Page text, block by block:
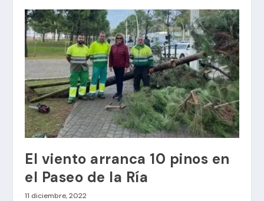
El viento arranca 10 pinos en
el Paseo de la Ría
11 diciembre, 2022